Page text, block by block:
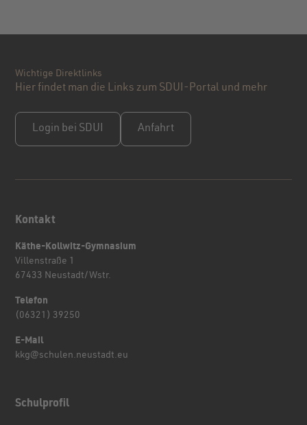
Wichtige Direktlinks
Hier findet man die Links zum SDUI-Portal und mehr
Login bei SDUI Anfahrt
Kontakt
Käthe-Kollwitz-Gymnasium
Villenstraße 1
67433 Neustadt/Wstr.
Telefon
(06321) 39250
E-Mail
kkg@schulen.neustadt.eu
Schulprofil